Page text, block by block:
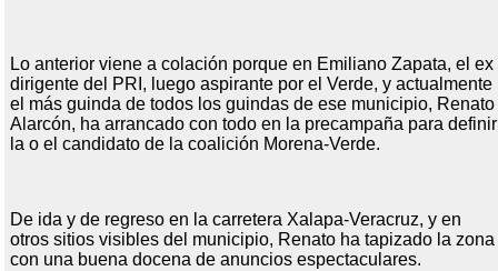
Lo anterior viene a colación porque en Emiliano Zapata, el ex
dirigente del PRI, luego aspirante por el Verde, y actualmente
el más guinda de todos los guindas de ese municipio, Renato
Alarcón, ha arrancado con todo en la precampaña para definir
la o el candidato de la coalición Morena-Verde.
De ida y de regreso en la carretera Xalapa-Veracruz, y en
otros sitios visibles del municipio, Renato ha tapizado la zona
con una buena docena de anuncios espectaculares.